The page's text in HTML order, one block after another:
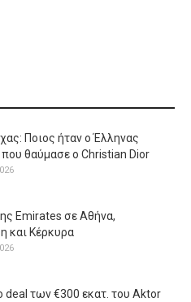
Ποιος ήταν ο Έλληνας
θαύμασε ο Christian Dior
Emirates σε Αθήνα,
και Κέρκυρα
deal των €300 εκατ. του Aktor